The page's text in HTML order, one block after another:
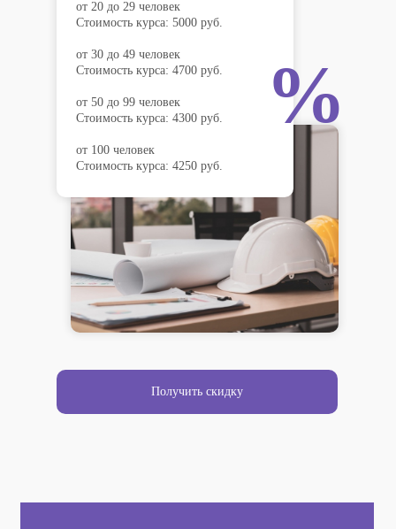
от 20 до 29 человек
Стоимость курса: 5000 руб.
от 30 до 49 человек
Стоимость курса: 4700 руб.
от 50 до 99 человек
Стоимость курса: 4300 руб.
от 100 человек
Стоимость курса: 4250 руб.
Получить скидку
%